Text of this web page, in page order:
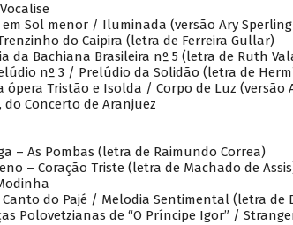
em Sol menor / Iluminada (versão Ary
do Caipira (letra de Ferreira Gullar)
da Bachiana Brasileira nº 5 (letra de Ruth
nº 3 / Prelúdio da Solidão (letra de
ópera Tristão e Isolda / Corpo de Luz
do Concerto de Aranjuez
– As Pombas (letra de Raimundo Correa)
– Coração Triste (letra de Machado de
Canto do Pajé / Melodia Sentimental (letra de
Polovetzianas de “O Príncipe Igor” /